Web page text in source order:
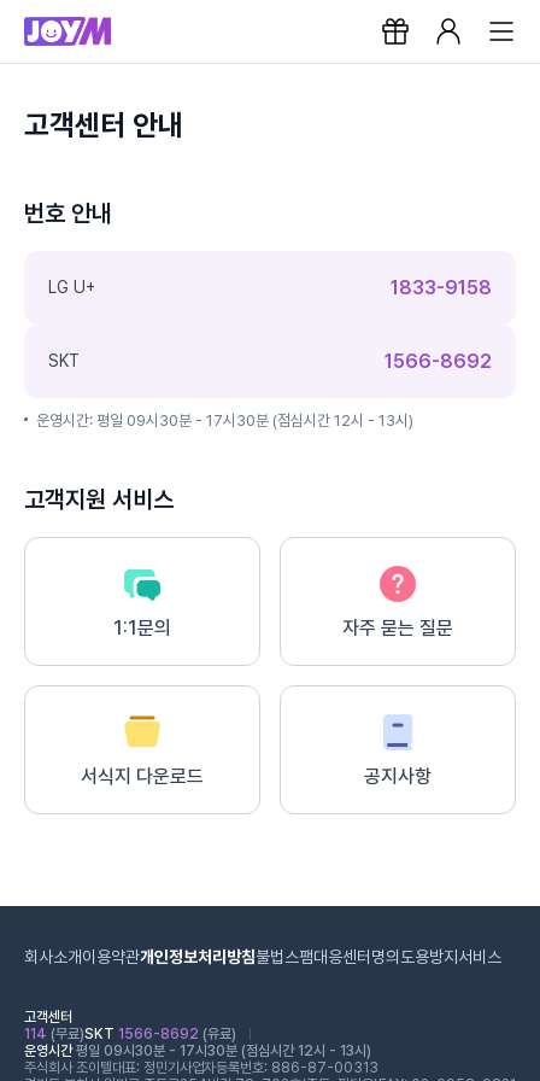
고객센터 안내
번호 안내
LG U+ 1833-9158
SKT 1566-8692
운영시간: 평일 09시30분 - 17시30분 (점심시간 12시 - 13시)
고객지원 서비스
1:1문의 자주 묻는 질문
서식지 다운로드 공지사항
회사소개이용약관개인정보처리방침불법스팸대응센터 명의도용방지서비스
고객센터
114 (무료)SKT 1566-8692 (유료)
운영시간평일 09시30분 - 17시30분 (점심시간 12시 - 13시)
주식회사 조이텔대표: 정민기 사업자등록번호: 886-87-00313